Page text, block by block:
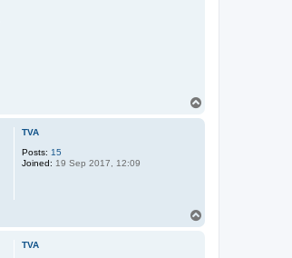
TVA
Posts: 15
Joined: 19 Sep 2017, 12:09
TVA